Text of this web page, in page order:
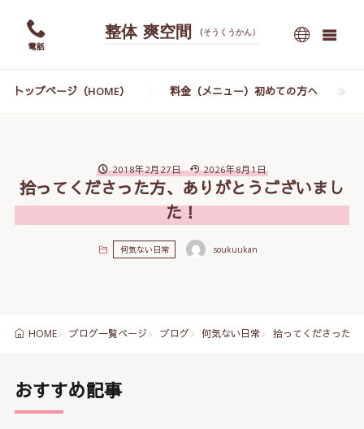
整体 爽空間 (そうくうかん）
電話
トップページ（HOME） 料金（メニュー）初めての方へ
2018年2月27日 2026年8月1日
拾ってくださった方、ありがとうございまし
た！
何気ない日常 soukuukan
HOME ブログ一覧ページ ブログ 何気ない日常 拾ってくださった
おすすめ記事